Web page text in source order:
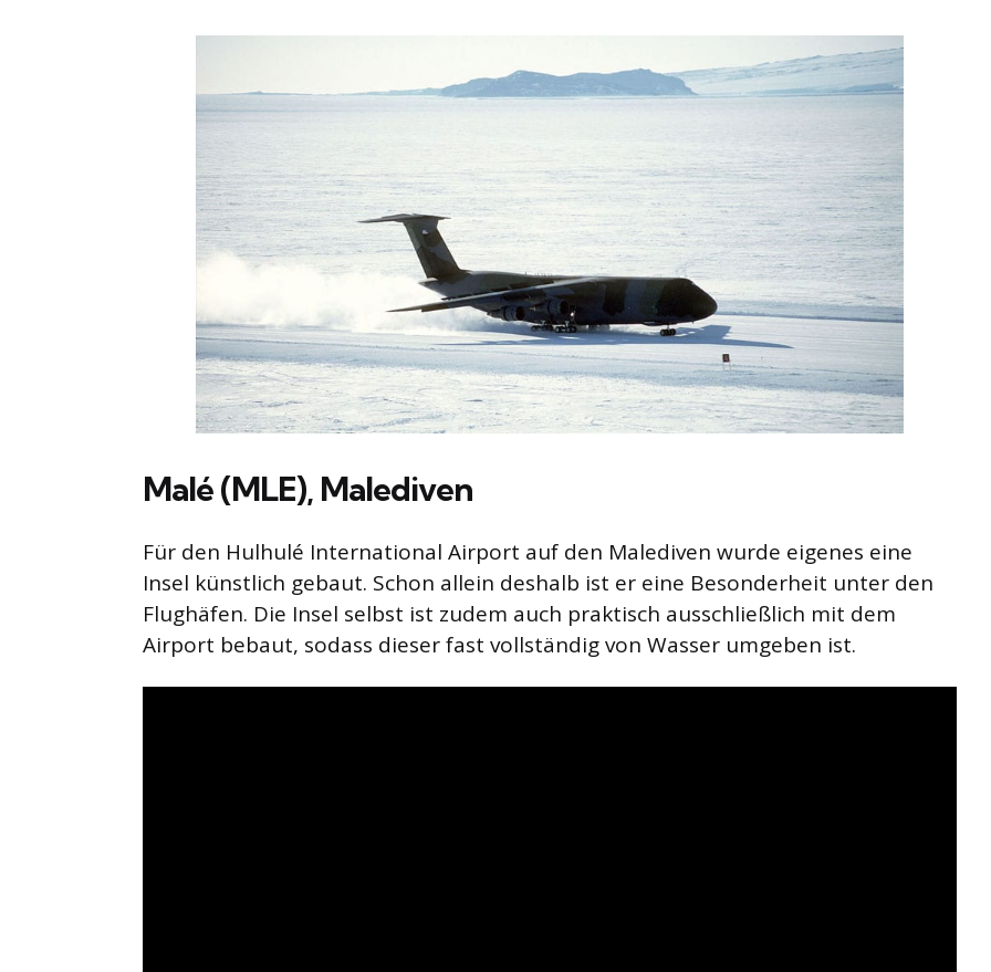
Malé (MLE), Malediven
Für den Hulhulé International Airport auf den Malediven wurde eigenes eine
Insel künstlich gebaut. Schon allein deshalb ist er eine Besonderheit unter den
Flughäfen. Die Insel selbst ist zudem auch praktisch ausschließlich mit dem
Airport bebaut, sodass dieser fast vollständig von Wasser umgeben ist.